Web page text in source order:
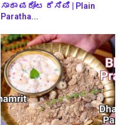
ಸಾದಾ ಪರೋಟ ರೆಸಿಪಿ | Plain
Paratha...